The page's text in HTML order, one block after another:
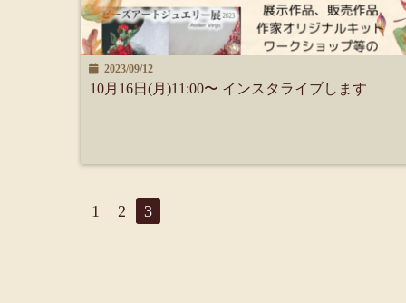
2023/09/12
10月16日(月)11:00〜 インスタライブします
1 2 3